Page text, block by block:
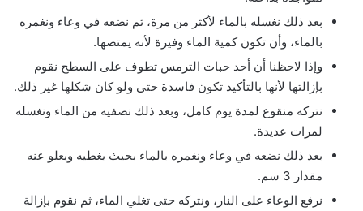
بعد ذلك نغسله بالماء لأكثر من مرة، ثم نضعه في وعاء ونغمره
بالماء، وأن تكون كمية الماء وفيرة لأنه يمتصها.
وإذا لاحظنا أن أحد حبات الترمس تطوف على السطح نقوم
بإزالتها لأنها بالتأكيد تكون فاسدة حتى ولو كان شكلها غير ذلك.
نتركه منقوع لمدة يوم كامل، وبعد ذلك نصفيه من الماء ونغسله
لمرات عديدة.
بعد ذلك نضعه في وعاء ونغمره بالماء بحيث يغطيه ويعلو عنه
مقدار 3 سم.
نرفع الوعاء على النار، ونتركه حتى تغلي الماء، ثم نقوم بإزالة